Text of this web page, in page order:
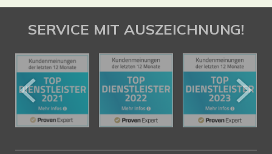
SERVICE MIT AUSZEICHNUNG!